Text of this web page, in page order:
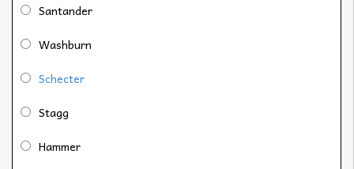
Santander
Washburn
Schecter
Stagg
Hammer